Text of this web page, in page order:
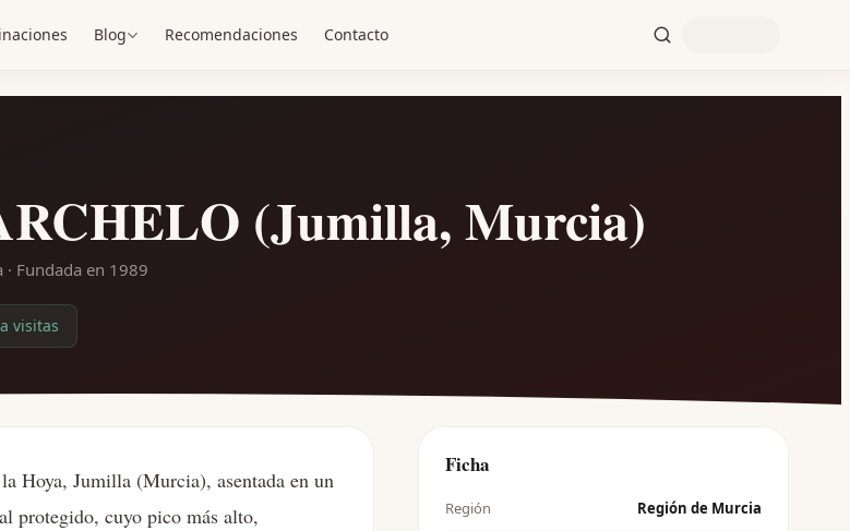
Blog Recomendaciones Contacto
(Jumilla, Murcia)
· Fundada en 1989
visitas
Hoya, Jumilla (Murcia), asentada en un
protegido, cuyo pico más alto,
Ficha
Región
Región de Murcia